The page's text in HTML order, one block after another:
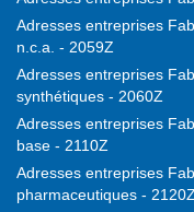
Adresses entreprises
n.c.a. - 2059Z
Adresses entreprises
synthétiques - 2060Z
Adresses entreprises
base - 2110Z
Adresses entreprises
pharmaceutiques - 2120Z